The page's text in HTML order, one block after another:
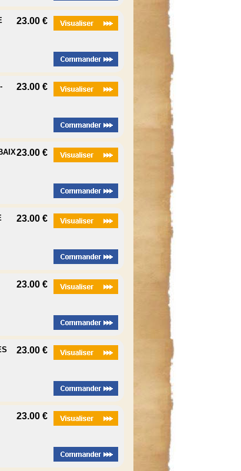
23.00 €
23.00 €
23.00 €
23.00 €
23.00 €
23.00 €
23.00 €